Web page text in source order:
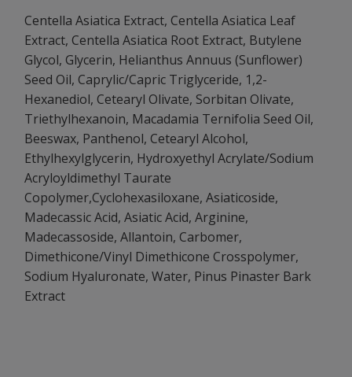
Centella Asiatica Extract, Centella Asiatica Leaf
Extract, Centella Asiatica Root Extract, Butylene
Glycol, Glycerin, Helianthus Annuus (Sunflower)
Seed Oil, Caprylic/Capric Triglyceride, 1,2-
Hexanediol, Cetearyl Olivate, Sorbitan Olivate,
Triethylhexanoin, Macadamia Ternifolia Seed Oil,
Beeswax, Panthenol, Cetearyl Alcohol,
Ethylhexylglycerin, Hydroxyethyl Acrylate/Sodium
Acryloyldimethyl Taurate
Copolymer,Cyclohexasiloxane, Asiaticoside,
Madecassic Acid, Asiatic Acid, Arginine,
Madecassoside, Allantoin, Carbomer,
Dimethicone/Vinyl Dimethicone Crosspolymer,
Sodium Hyaluronate, Water, Pinus Pinaster Bark
Extract